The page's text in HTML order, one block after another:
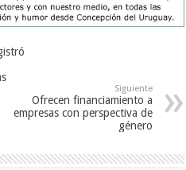
Siguiente
Ofrecen financiamiento a
empresas con perspectiva de
género